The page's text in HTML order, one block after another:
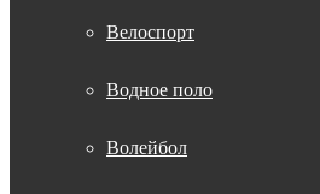
Велоспорт
Водное поло
Волейбол